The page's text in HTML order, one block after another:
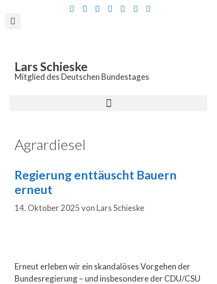
Lars Schieske
Mitglied des Deutschen Bundestages
Agrardiesel
Regierung enttäuscht Bauern
erneut
14. Oktober 2025von Lars Schieske
Erneut erleben wir ein skandalöses Vorgehen der
Bundesregierung – und insbesondere der CDU/CSU